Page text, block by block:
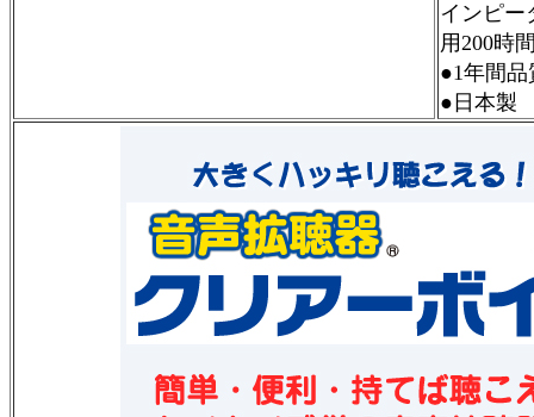
インピー
用200時
●1年間
●日本製